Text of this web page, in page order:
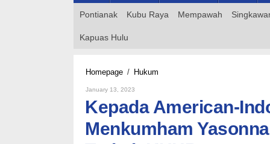
Pontianak Kubu Raya Mempawah
Kapuas Hulu
Homepage / Hukum
Chamber
of
Chamber,
Menkumham
January 13, 2023
Kepada American-
Menkumham